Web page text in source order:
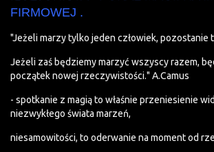
FIRMOWEJ .
"Jeżeli marzy tylko jeden człowiek, pozostanie
Jeżeli zaś będziemy marzyć wszyscy razem,
początek nowej rzeczywistości." A.Camus
- spotkanie z magią to właśnie przeniesienie
niezwykłego świata marzeń,
niesamowitości, to oderwanie na moment od